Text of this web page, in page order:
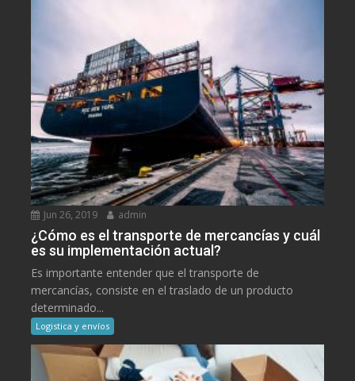
Jun 26, 2019 admin
¿Cómo es el transporte de mercancías y cuál
es su implementación actual?
Es importante entender que el transporte de
mercancías, consiste en el traslado de un producto
determinado...
Logistica y envíos